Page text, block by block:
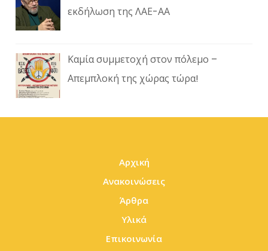
εκδήλωση της ΛΑΕ-ΑΑ
Καμία συμμετοχή στον πόλεμο –
Απεμπλοκή της χώρας τώρα!
Αρχική
Ανακοινώσεις
Άρθρα
Υλικά
Επικοινωνία